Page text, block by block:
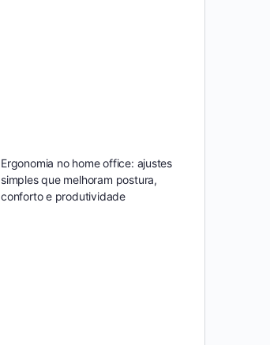
Ergonomia no home office: ajustes
simples que melhoram postura,
conforto e produtividade